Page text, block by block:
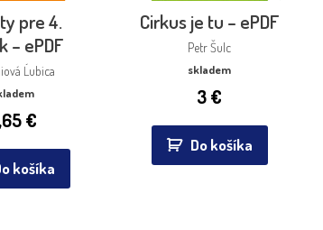
pre 4.
– ePDF
Ĺubica
€
košíka
Cirkus je tu – ePDF
Petr Šulc
skladem
3€
Do košíka